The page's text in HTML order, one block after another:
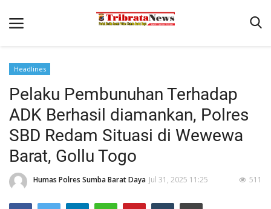
Beranda
Binkam
Terms & Conditions
Reskrim
Polisi Kita
Headlines
Pelaku Pembunuhan Terhadap
ADK Berhasil diamankan, Polres
SBD Redam Situasi di Wewewa
Barat, Gollu Togo
Humas Polres Sumba Barat Daya Jul 31, 2025 11:25 511